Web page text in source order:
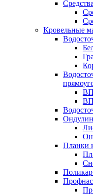
Кровельные
Ондулин
Планки